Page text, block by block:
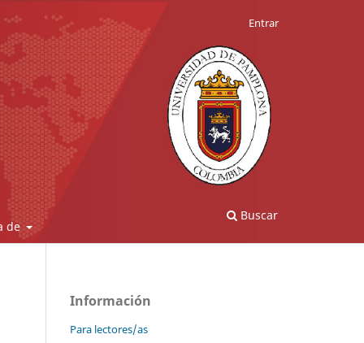
de
Buscar
Entrar
Información
Para lectores/as